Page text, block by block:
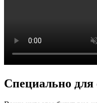
Специально для